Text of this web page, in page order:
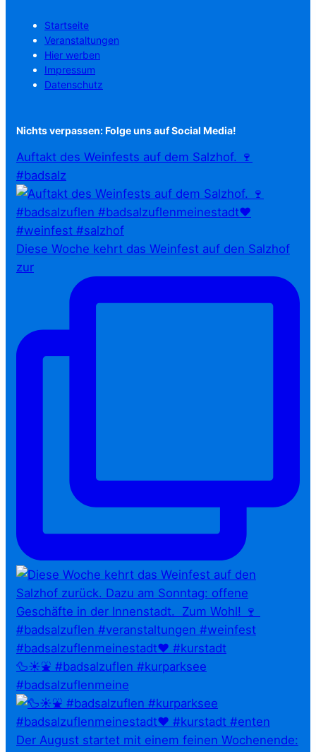
Startseite
Veranstaltungen
Hier werben
Impressum
Datenschutz
Nichts verpassen: Folge uns auf Social Media!
Auftakt des Weinfests auf dem Salzhof. 🍷
#badsalz
Diese Woche kehrt das Weinfest auf den Salzhof
zur
🦆☀️⛲ #badsalzuflen #kurparksee
#badsalzuflenmeine
Der August startet mit einem feinen Wochenende: